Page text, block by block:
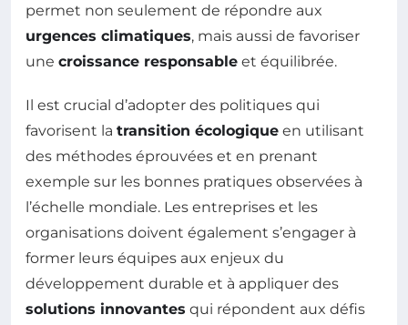
permet non seulement de répondre aux
urgences climatiques, mais aussi de favoriser
une croissance responsable et équilibrée.
Il est crucial d’adopter des politiques qui
favorisent la transition écologique en utilisant
des méthodes éprouvées et en prenant
exemple sur les bonnes pratiques observées à
l’échelle mondiale. Les entreprises et les
organisations doivent également s’engager à
former leurs équipes aux enjeux du
développement durable et à appliquer des
solutions innovantes qui répondent aux défis